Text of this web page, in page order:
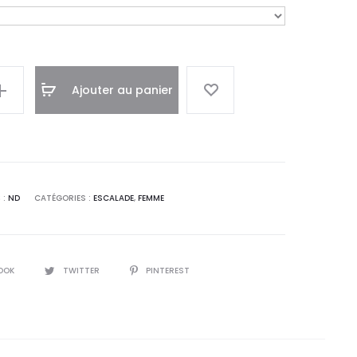
Ajouter au panier
: ND CATÉGORIES : ESCALADE, FEMME
TWITTER PINTEREST